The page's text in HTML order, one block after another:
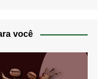
você